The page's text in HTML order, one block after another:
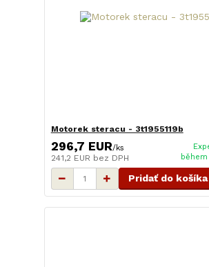
Motorek steracu - 3t1955119b
296,7 EUR/ks
241,2 EUR bez DPH
Pridať do košíka